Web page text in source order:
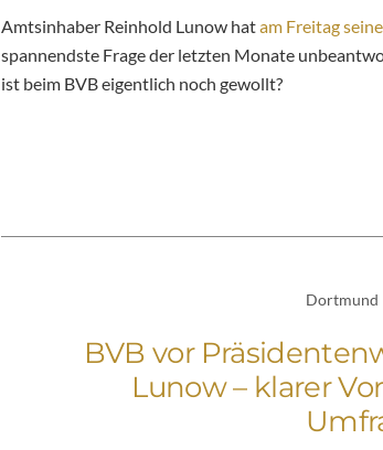
Amtsinhaber Reinhold Lunow hatam Freitag
spannendste Frage der letzten Monate
ist beim BVB eigentlich noch gewollt?
Dortmund
BVB vor
Lunow – klarer